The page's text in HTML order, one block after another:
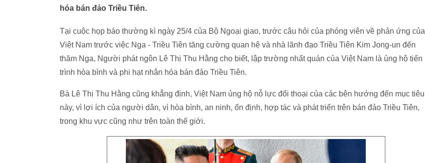
hóa bán đảo Triều Tiên.
Tại cuộc họp báo thường kì ngày 25/4 của Bộ Ngoại giao, trước câu hỏi của phóng viên về phản ứng của
Việt Nam trước việc Nga - Triều Tiên tăng cường quan hệ và nhà lãnh đạo Triều Tiên Kim Jong-un đến
thăm Nga, Người phát ngôn Lê Thị Thu Hằng cho biết, lập trường nhất quán của Việt Nam là ủng hộ tiến
trình hòa bình và phi hạt nhân hóa bán đảo Triều Tiên.
Bà Lê Thị Thu Hằng cũng khẳng định, Việt Nam ủng hộ nỗ lực đối thoại của các bên hướng đến mục tiêu
này, vì lợi ích của người dân, vì hòa bình, an ninh, ổn định, hợp tác và phát triển trên bán đảo Triều Tiên,
trong khu vực cũng như trên toàn thế giới.